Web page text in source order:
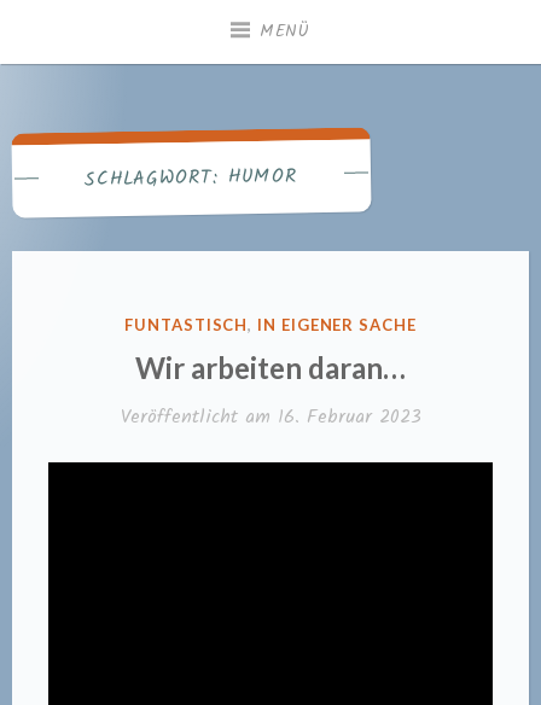
MENÜ
Gemeindebücherei
Heiningen
SCHLAGWORT: HUMOR
VERÖFFENTLICHT
FUNTASTISCH, IN EIGENER SACHE
Wir arbeiten daran…
Veröffentlicht am 16. Februar 2023